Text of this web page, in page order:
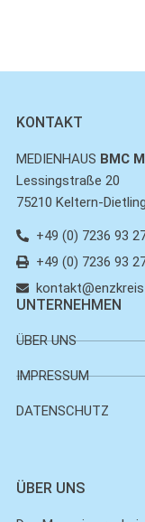
KONTAKT
MEDIENHAUS BMC
Lessingstraße 20
75210 Keltern-
+49 (0) 7236 93
+49 (0) 7236 93
UNTERNEHMEN
ÜBER UNS
IMPRESSUM
DATENSCHUTZ
ÜBER UNS